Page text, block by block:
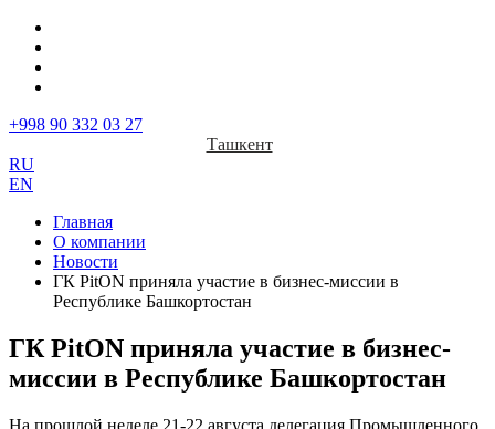
+998 90 332 03 27
Ташкент
RU
EN
Главная
О компании
Новости
ГК PitON приняла участие в бизнес-миссии в
Республике Башкортостан
ГК PitON приняла участие в бизнес-
миссии в Республике Башкортостан
На прошлой неделе 21-22 августа делегация Промышленного